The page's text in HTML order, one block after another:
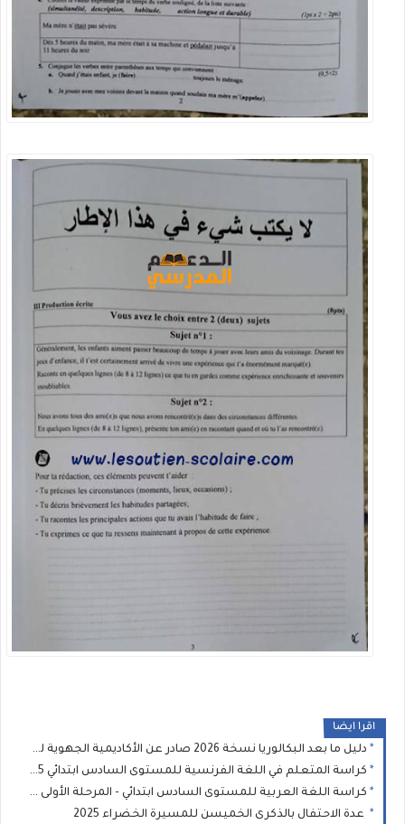
اقرا ايضا
دليل ما بعد البكالوريا نسخة 2026 صادر عن الأكاديمية الجهوية للتربية والتكوين
كراسة المتعلم في اللغة الفرنسية للمستوى السادس ابتدائي 2025 - المدرسة الرائدة
كراسة اللغة العربية للمستوى السادس ابتدائي - المرحلة الأولى : المدرسة الرائدة 2025
عدة الاحتفال بالذكرى الخميسن للمسيرة الخضراء 2025